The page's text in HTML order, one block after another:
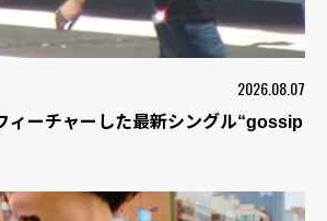
2026.08.07
ィーチャーした最新シングル“gossip